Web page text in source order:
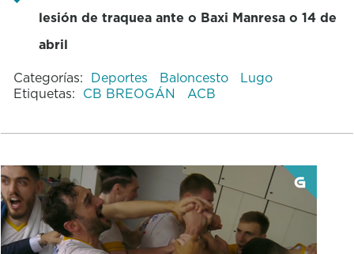
lesión de traquea ante o Baxi Manresa o 14 de
abril
Categorías: Deportes Baloncesto
Lugo
Etiquetas: CB BREOGÁN ACB